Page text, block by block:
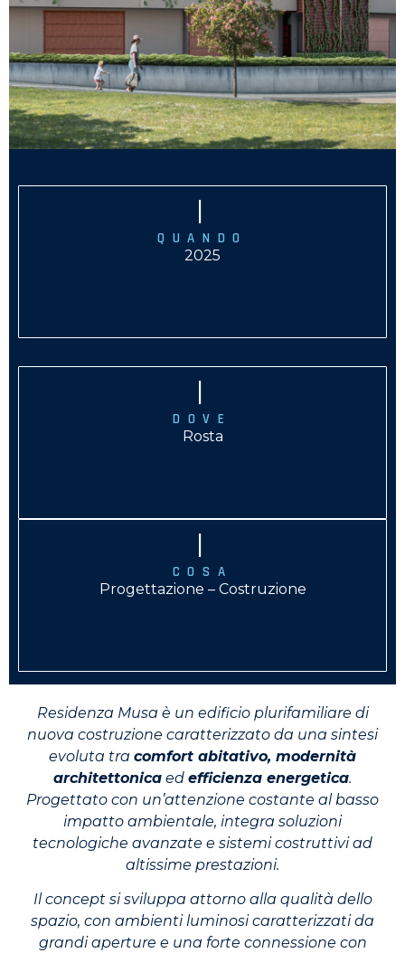
|
QUANDO
2025
|
DOVE
Rosta
|
COSA
Progettazione – Costruzione
Residenza Musa è un edificio plurifamiliare di
nuova costruzione caratterizzato da una sintesi
evoluta tra comfort abitativo, modernità
architettonica ed efficienza energetica.
Progettato con un’attenzione costante al basso
impatto ambientale, integra soluzioni
tecnologiche avanzate e sistemi costruttivi ad
altissime prestazioni.
Il concept si sviluppa attorno alla qualità dello
spazio, con ambienti luminosi caratterizzati da
grandi aperture e una forte connessione con